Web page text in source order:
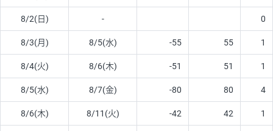
8/2(日) - 0
8/3(月) 8/5(水) -55 55 1
8/4(火) 8/6(木) -51 51 1
8/5(水) 8/7(金) -80 80 4
8/6(木) 8/11(火) -42 42 1